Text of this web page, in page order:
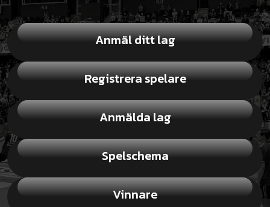
Anmäl ditt lag
Registrera spelare
Anmälda lag
Spelschema
Vinnare